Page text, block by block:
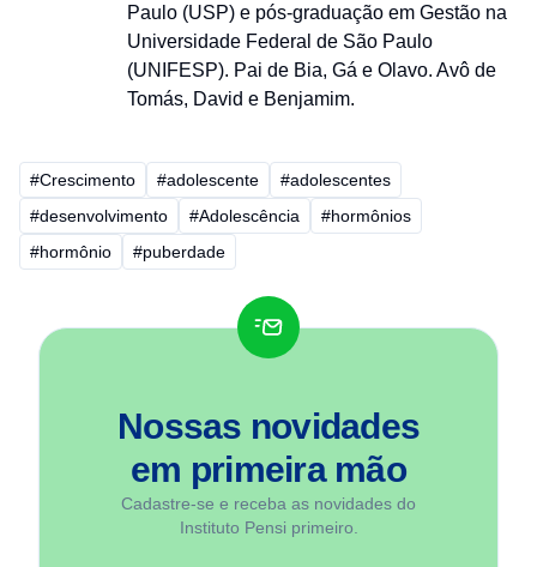
Paulo (USP) e pós-graduação em Gestão na
Universidade Federal de São Paulo
(UNIFESP). Pai de Bia, Gá e Olavo. Avô de
Tomás, David e Benjamim.
#Crescimento #adolescente
#adolescentes
#desenvolvimento
#Adolescência
#hormônios
#hormônio
#puberdade
Nossas novidades
em primeira mão
Cadastre-se e receba as novidades do
Instituto Pensi primeiro.